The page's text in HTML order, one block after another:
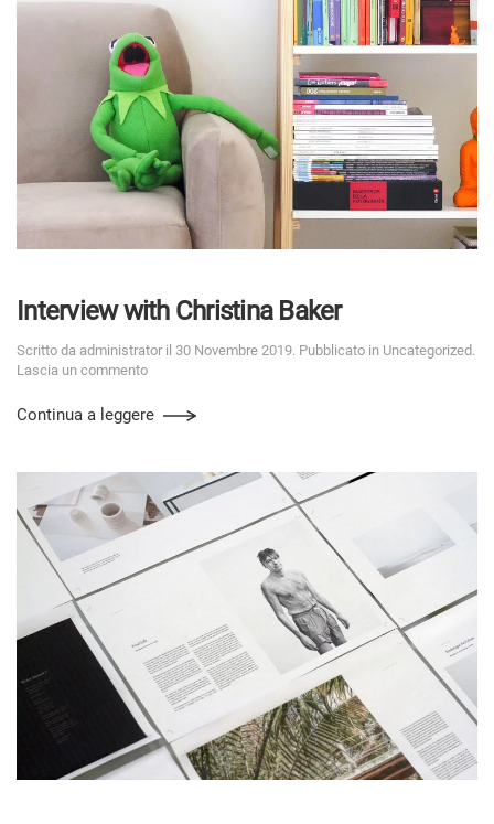
Interview with Christina Baker
Scritto da administrator il 30 Novembre 2019. Pubblicato in Uncategorized.
Lascia un commento
Continua a leggere